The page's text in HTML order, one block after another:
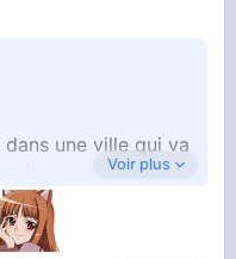
une ville qui va
Voir plus